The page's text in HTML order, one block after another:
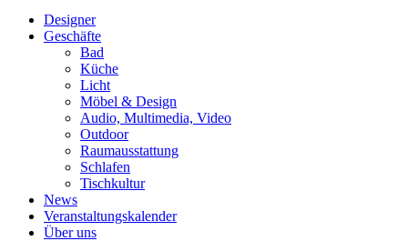
Designer
Geschäfte
Bad
Küche
Licht
Möbel & Design
Audio, Multimedia, Video
Outdoor
Raumausstattung
Schlafen
Tischkultur
News
Veranstaltungskalender
Über uns